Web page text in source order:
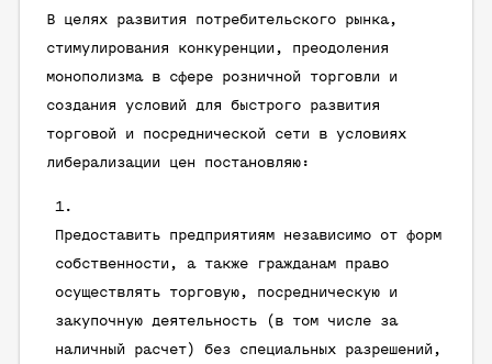
В целях развития потребительского рынка,
стимулирования конкуренции, преодоления
монополизма в сфере розничной торговли и
создания условий для быстрого развития
торговой и посреднической сети в условиях
либерализации цен постановляю:
Предоставить предприятиям независимо от форм
собственности, а также гражданам право
осуществлять торговую, посредническую и
закупочную деятельность (в том числе за
наличный расчет) без специальных разрешений,